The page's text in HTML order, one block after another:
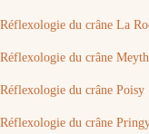
Réflexologie du crâne La
Réflexologie du crâne
Réflexologie du crâne Poisy
Réflexologie du crâne